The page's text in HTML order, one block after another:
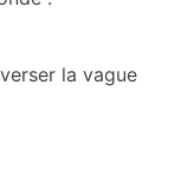
la vague